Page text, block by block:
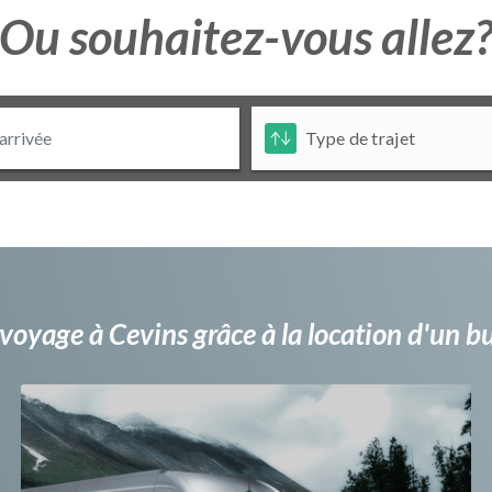
Ou souhaitez-vous allez?
à Cevins grâce à la location d'un